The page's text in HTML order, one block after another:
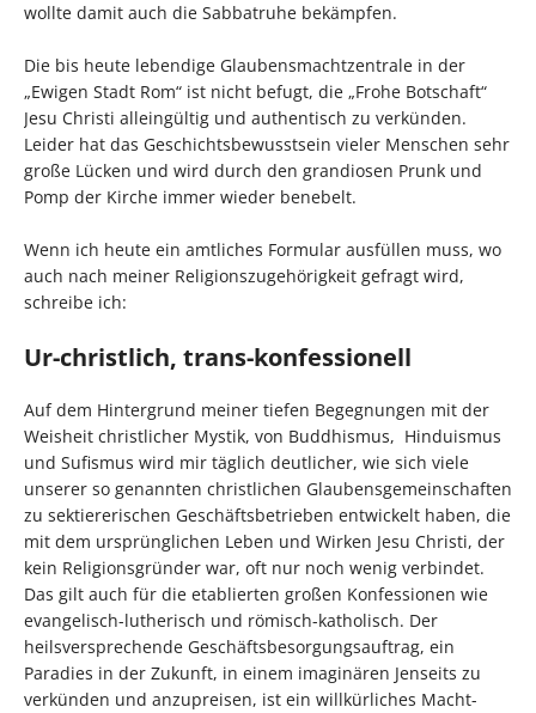
wollte damit auch die Sabbatruhe bekämpfen.
Die bis heute lebendige Glaubensmachtzentrale in der
„Ewigen Stadt Rom“ ist nicht befugt, die „Frohe Botschaft“
Jesu Christi alleingültig und authentisch zu verkünden.
Leider hat das Geschichtsbewusstsein vieler Menschen sehr
große Lücken und wird durch den grandiosen Prunk und
Pomp der Kirche immer wieder benebelt.
Wenn ich heute ein amtliches Formular ausfüllen muss, wo
auch nach meiner Religionszugehörigkeit gefragt wird,
schreibe ich:
Ur-christlich, trans-konfessionell
Auf dem Hintergrund meiner tiefen Begegnungen mit der
Weisheit christlicher Mystik, von Buddhismus, Hinduismus
und Sufismus wird mir täglich deutlicher, wie sich viele
unserer so genannten christlichen Glaubensgemeinschaften
zu sektiererischen Geschäftsbetrieben entwickelt haben, die
mit dem ursprünglichen Leben und Wirken Jesu Christi, der
kein Religionsgründer war, oft nur noch wenig verbindet.
Das gilt auch für die etablierten großen Konfessionen wie
evangelisch-lutherisch und römisch-katholisch. Der
heilsversprechende Geschäftsbesorgungsauftrag, ein
Paradies in der Zukunft, in einem imaginären Jenseits zu
verkünden und anzupreisen, ist ein willkürliches Macht-